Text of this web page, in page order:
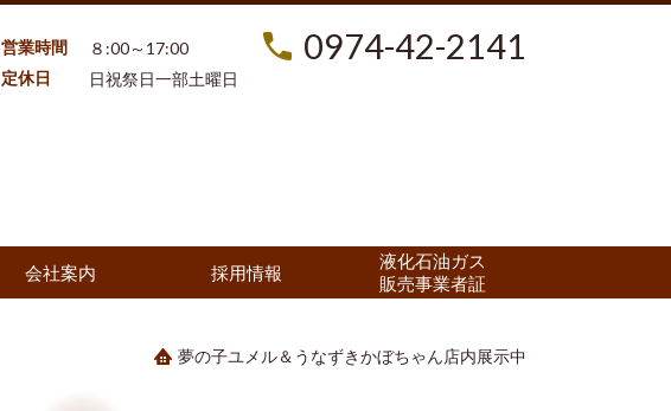
営業時間
８:00～17:00
定休日
日祝祭日一部土曜日
0974-42-2141
会社案内 採用情報
液化石油ガス
販売事業者証
夢の子ユメル＆うなずきかぼちゃん店内展示中